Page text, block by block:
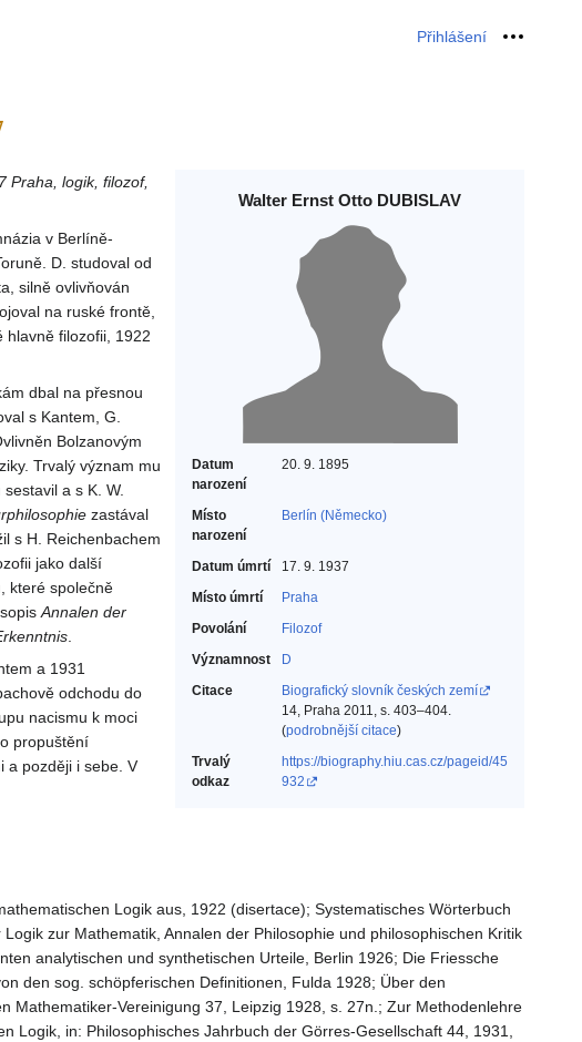
Přihlášení Osobní
Walter Ernst Otto DUBISLAV
Datum
narození
20. 9. 1895
Místo
narození
Berlín (Německo)
Datum úmrtí
17. 9. 1937
Místo úmrtí
Praha
Povolání
Filozof‎
Významnost
D
Citace
Biografický slovník českých zemí
14, Praha 2011, s. 403–404.
(podrobnější citace)
Trvalý
odkaz
https://biography.hiu.cas.cz/pageid/45
932
Praha, logik, filozof,
v Berlíně-
D. studoval od
silně ovlivňován
na ruské frontě,
hlavně filozofii, 1922
dbal na přesnou
s Kantem, G.
Bolzanovým
Trvalý význam mu
a s K. W.
zastával
s H. Reichenbachem
jako další
které společně
Annalen der
a 1931
odchodu do
nacismu k moci
propuštění
a později i sebe. V
Logik aus, 1922 (disertace); Systematisches Wörterbuch
zur Mathematik, Annalen der Philosophie und philosophischen Kritik
analytischen und synthetischen Urteile, Berlin 1926; Die Friessche
den sog. schöpferischen Definitionen, Fulda 1928; Über den
Mathematiker-Vereinigung 37, Leipzig 1928, s. 27n.; Zur Methodenlehre
Logik, in: Philosophisches Jahrbuch der Görres-Gesellschaft 44, 1931,